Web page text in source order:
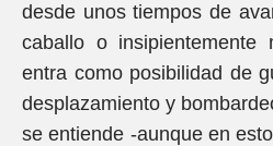
desde unos tiempos de
caballo o insipientemente
entra como posibilidad de
desplazamiento y
se entiende -aunque en